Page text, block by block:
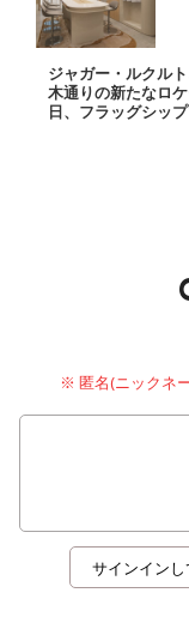
ジャガー・ルクル
木通りの新たなロ
日、フラッグシッ
※ 匿名(ニックネ